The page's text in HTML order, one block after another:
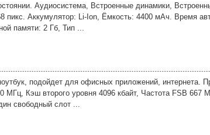
Аудиосистема, Встроенные динамики,
пикс. Аккумулятор: Li-Ion, Ёмкость: 4400 мАч. Время
памяти: 2 Гб, Тип ...
подойдет для офисных приложений, интернета.
МГц, Кэш второго уровня 4096 кбайт, Частота FSB
свободный слот ...